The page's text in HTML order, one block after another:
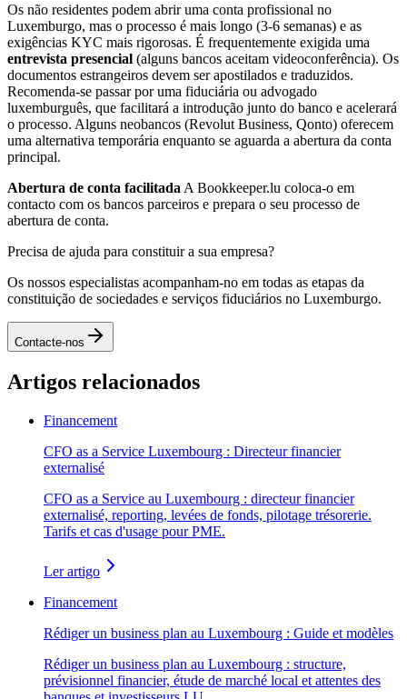
Os não residentes podem abrir uma conta profissional no
Luxemburgo, mas o processo é mais longo (3-6 semanas) e as
exigências KYC mais rigorosas. É frequentemente exigida uma
entrevista presencial (alguns bancos aceitam videoconferência). Os
documentos estrangeiros devem ser apostilados e traduzidos.
Recomenda-se passar por uma fiduciária ou advogado
luxemburguês, que facilitará a introdução junto do banco e acelerará
o processo. Alguns neobancos (Revolut Business, Qonto) oferecem
uma alternativa temporária enquanto se aguarda a abertura da conta
principal.
Abertura de conta facilitada A Bookkeeper.lu coloca-o em
contacto com os bancos parceiros e prepara o seu processo de
abertura de conta.
Precisa de ajuda para constituir a sua empresa?
Os nossos especialistas acompanham-no em todas as etapas da
constituição de sociedades e serviços fiduciários no Luxemburgo.
Contacte-nos
Artigos relacionados
Financement
CFO as a Service Luxembourg : Directeur financier
externalisé
CFO as a Service au Luxembourg : directeur financier
externalisé, reporting, levées de fonds, pilotage trésorerie.
Tarifs et cas d'usage pour PME.
Ler artigo
Financement
Rédiger un business plan au Luxembourg : Guide et modèles
Rédiger un business plan au Luxembourg : structure,
prévisionnel financier, étude de marché local et attentes des